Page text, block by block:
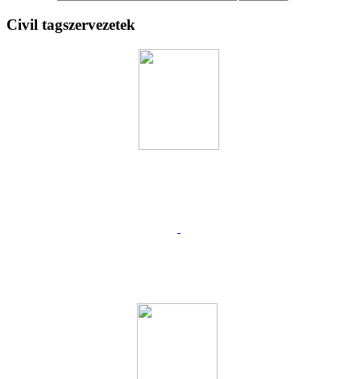
Civil tagszervezetek